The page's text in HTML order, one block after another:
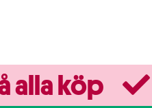
alla köp